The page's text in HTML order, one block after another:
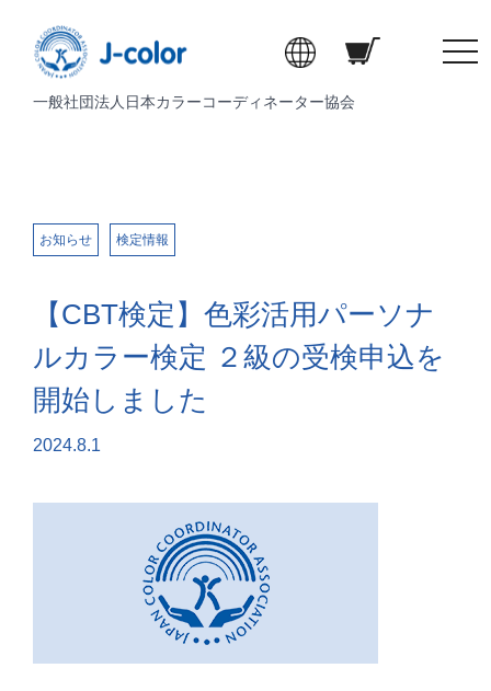
一般社団法人日本カラーコーディネーター協会
t
お知らせ 検定情報
【CBT検定】色彩活用パーソナ
ルカラー検定 ２級の受検申込を
開始しました
2024.8.1